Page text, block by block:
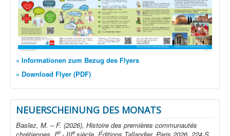
» Informationen zum Bezug des Flyers
» Download Flyer (PDF)
NEUERSCHEINUNG DES MONATS
Baslez, M. – F. (2026), Histoire des premières communautés
er e